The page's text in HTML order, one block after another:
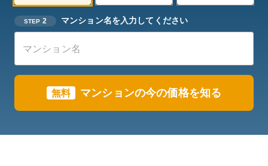
STEP 2 マンション名を入力してください
無料 マンションの今の価格を知る